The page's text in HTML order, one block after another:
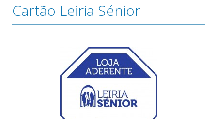
Cartão Leiria Sénior